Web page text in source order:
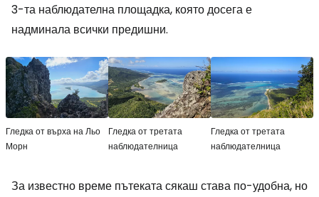
3-та наблюдателна площадка, която досега е
надминала всички предишни.
Гледка от върха на Льо
Морн
Гледка от третата
наблюдателница
Гледка от третата
наблюдателница
За известно време пътеката сякаш става по-удобна, но